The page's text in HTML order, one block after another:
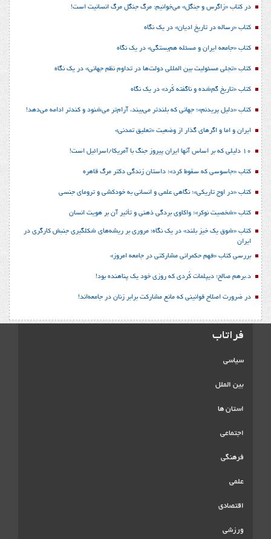
در کتاب «زاگرس و جنگل» می‌خوانیم: مرگ جنگل مرگ انسانیت است!
کتاب «رساله در تاریخ ادیان» در یک نگاه
کتاب «جامعه ایران و مسئله هم‌بستگی» در یک نگاه
کتاب «تجلی مسئولیت بین المللی دولت‌ها در تداوم نظم جهانی» در یک نگاه
کتاب «تاریخ گم‌شده و ناگفته کُرد» در یک نگاه
کتاب «دلیل پریدنم»؛ جهانی که بلندتر می‌بیند، آرام‌تر می‌شنود و کندتر ادامه می‌دهد!
ایران و اما و اگرهای گذار از وضعیت «تعلیق تمدنی»
10 دلیلی که بر اساس آنها ایران پیروز جنگ با آمریکا/اسرائیل است!
کتاب «جاسوسی که سقوط کرد»؛ داستان زندگی دکتر مرگ قاهره
کتاب «در اوج تاریکی»؛ نگاهی علمی و انسانی به خودکشی و ترومای جنسی
کتاب «شخصیت نوکر»؛ واکاوی بردگی ذهنی و تأثیر آن بر هویت انسان
کتاب «شوق یک خیز بلند» در یک نگاه؛ مروری بر ریشه‌های شکل‎گیری جنبش کارگری در
ایران
بررسی کتاب «فهم حکمرانی مشارکتی در جامعه امروز»
د.برهم صالح؛ دیپلمات کُردی که روزی خود یک پناهنده بود!
در ضرورت اصلاح قوانینی که مانع مشارکت برابر زنان در جامعه‌اند!
فراتاب
سیاسی
بین الملل
استان ها
اجتماعی
فرهنگی
علمی
اقتصادی
ورزشی